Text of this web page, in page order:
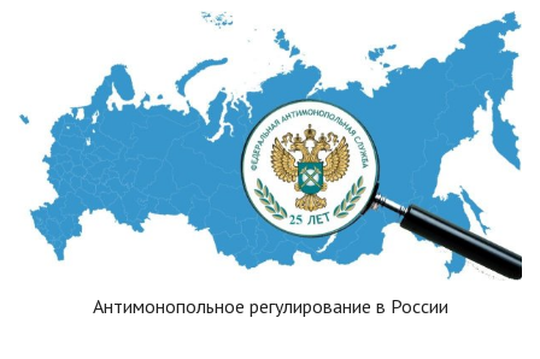
Антимонопольное регулирование в России